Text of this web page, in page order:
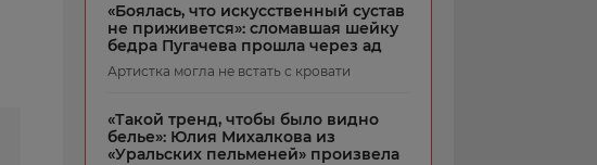
«Боялась, что искусственный сустав
не приживется»: сломавшая шейку
бедра Пугачева прошла через ад
Артистка могла не встать с кровати
«Такой тренд, чтобы было видно
белье»: Юлия Михалкова из
«Уральских пельменей» произвела